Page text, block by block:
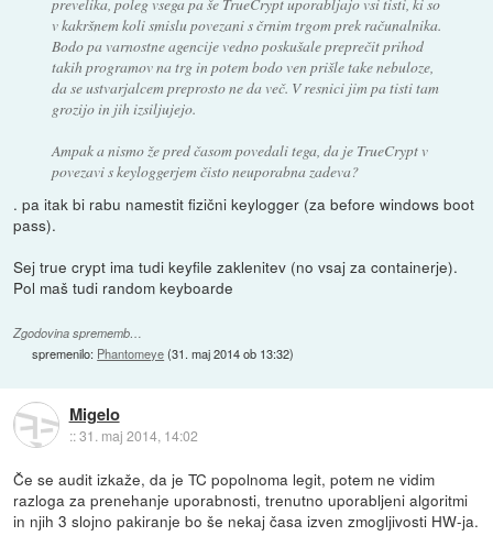
v kakršnem koli smislu povezani s črnim trgom prek računalnika.
Bodo pa varnostne agencije vedno poskušale preprečit prihod
takih programov na trg in potem bodo ven prišle take nebuloze,
da se ustvarjalcem preprosto ne da več. V resnici jim pa tisti tam
grozijo in jih izsiljujejo.
Ampak a nismo že pred časom povedali tega, da je TrueCrypt v
povezavi s keyloggerjem čisto neuporabna zadeva?
. pa itak bi rabu namestit fizični keylogger (za before windows boot
pass).
Sej true crypt ima tudi keyfile zaklenitev (no vsaj za containerje).
Pol maš tudi random keyboarde
Zgodovina sprememb…
spremenilo: Phantomeye(31. maj 2014 ob 13:32)
Migelo
::31. maj 2014, 14:02
Če se audit izkaže, da je TC popolnoma legit, potem ne vidim
razloga za prenehanje uporabnosti, trenutno uporabljeni algoritmi
in njih 3 slojno pakiranje bo še nekaj časa izven zmogljivosti HW-ja.